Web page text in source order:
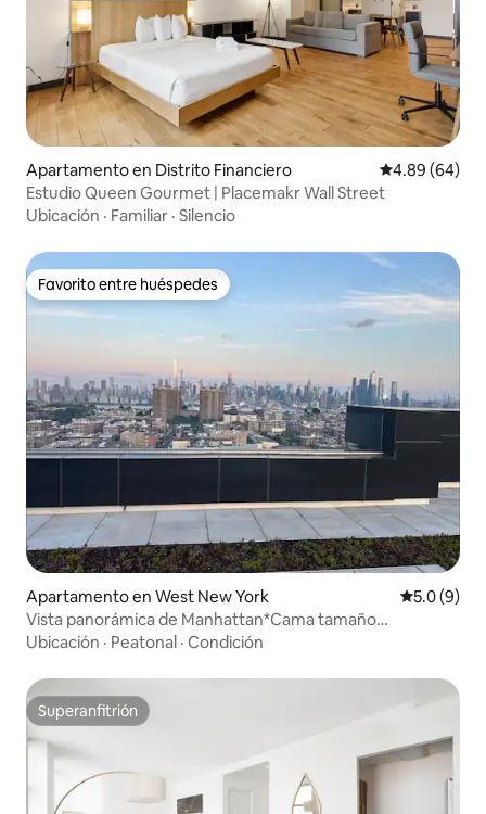
Apartamento en Distrito Financiero Calificación
4.89 (64)
Estudio Queen Gourmet | Placemakr Wall Street
Ubicación · Familiar · Silencio
Favorito entre huéspedes
Favorito entre huéspedes
Apartamento en West New York
5.0 (9)
Vista panorámica de Manhattan*Cama tamaño
king*Estacionamiento*
Ubicación · Peatonal · Condición
Superanfitrión
Superanfitrión